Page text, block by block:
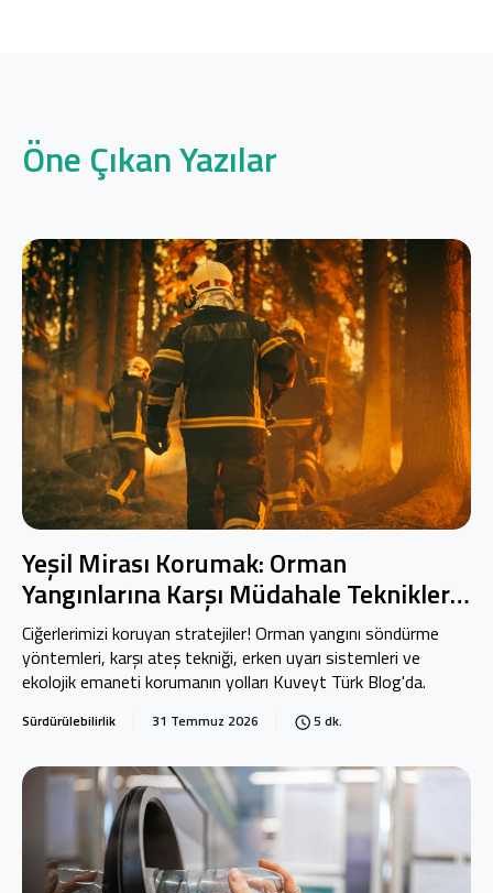
Öne Çıkan Yazılar
Yeşil Mirası Korumak: Orman
Yangınlarına Karşı Müdahale Teknikleri
ve Ekosistem Stratejisi
Ciğerlerimizi koruyan stratejiler! Orman yangını söndürme
yöntemleri, karşı ateş tekniği, erken uyarı sistemleri ve
ekolojik emaneti korumanın yolları Kuveyt Türk Blog'da.
Sürdürülebilirlik 31 Temmuz 2026 5 dk.